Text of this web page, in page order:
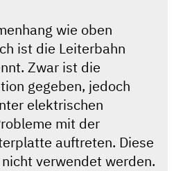
wie oben
ist die Leiterbahn
Zwar ist die
gegeben, jedoch
elektrischen
mit der
auftreten. Diese
verwendet werden.